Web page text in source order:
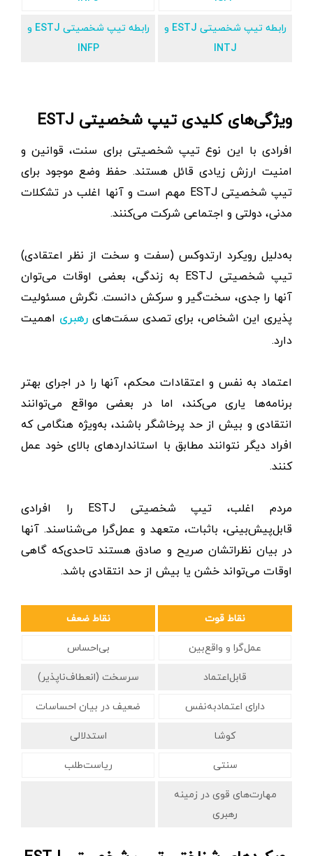
رابطه تیپ شخصیتی ESTJ و
INTJ
رابطه تیپ شخصیتی ESTJ و
INFP
ویژگی‌های کلیدی تیپ شخصیتی ESTJ
افرادی با این نوع تیپ شخصیتی برای سنت، قوانین و
امنیت ارزش زیادی قائل هستند. حفظ وضع موجود برای
تیپ شخصیتی ESTJ مهم است و آنها اغلب در تشکلات
مدنی، دولتی و اجتماعی شرکت می‌کنند.
به‌دلیل رویکرد ارتدوکس (سفت و سخت از نظر اعتقادی)
تیپ شخصیتی ESTJ به زندگی، بعضی اوقات می‌توان
آنها را جدی، سخت‌گیر و سرکش دانست. نگرش مسئولیت‌
پذیری این اشخاص، برای تصدی سمَت‌هایرهبری اهمیت
دارد.
اعتماد به‌ نفس و اعتقادات محکم، آنها را در اجرای بهتر
برنامه‌ها یاری می‌کند، اما در بعضی مواقع می‌توانند
انتقادی و بیش از حد پرخاشگر باشند، به‌ویژه هنگامی که
افراد دیگر نتوانند مطابق با استانداردهای بالای خود عمل
کنند.
مردم اغلب، تیپ شخصیتی ESTJ را افرادی
قابل‌پیش‌بینی، باثبات، متعهد و عمل‌گرا می‌شناسند. آنها
در بیان نظراتشان صریح و صادق هستند تاحدی‌که گاهی
اوقات می‌تواند خشن یا بیش از حد انتقادی باشد.
نقاط قوت
نقاط ضعف
عمل‌گرا و واقع‌بین
بی‌احساس
قابل‌اعتماد
سرسخت (انعطاف‌ناپذیر)
دارای اعتمادبه‌نفس
ضعیف در بیان احساسات
کوشا
استدلالی
سنتی
ریاست‌طلب
مهارت‌های قوی در زمینه
رهبری